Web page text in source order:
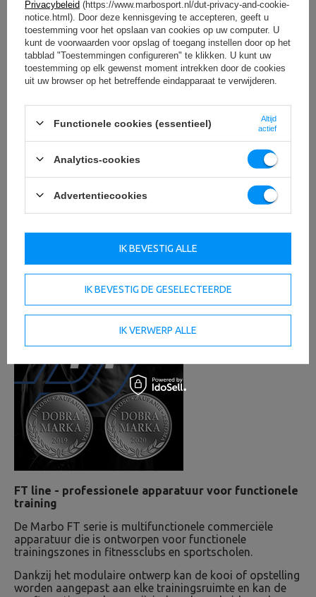
FT line - professionele apparatuur voor functionele
training
De Marbo FT serie is multifunctionele commerciële
apparatuur die is ontworpen voor functionele
trainingszones in fitnessclubs en sportscholen.
Dankzij het modulaire ontwerp kan de kooi of opstelling
worden aangepast aan elke trainingsruimte en kan de
Privacybeleid (https://www.marbosport.nl/dut-privacy-and-cookie-
notice.html). Door deze kennisgeving te accepteren, geeft u
toestemming voor het opslaan van cookies op uw computer. U
kunt de voorwaarden voor opslag of toegang instellen door op het
tabblad "Toestemmingen configureren" te klikken. U kunt uw
toestemming op elk gewenst moment intrekken door de cookies
uit uw browser op het betreffende eindapparaat te verwijderen.
Functionele cookies (essentieel)
Altijd
actief
Analytics-cookies
Advertentiecookies
IK BEVESTIG DE GESELECTEERDE
IK VERWERP ALLE
IK BEVESTIG ALLE